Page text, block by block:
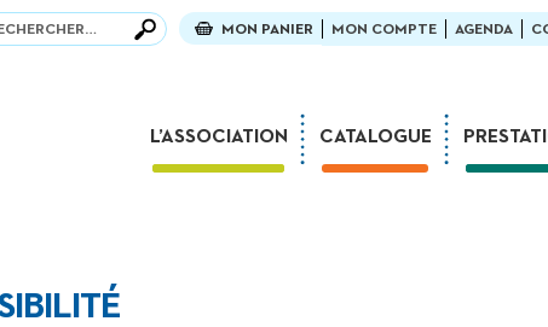
MON PANIER MON COMPTE AGENDA
L’ASSOCIATION CATALOGUE